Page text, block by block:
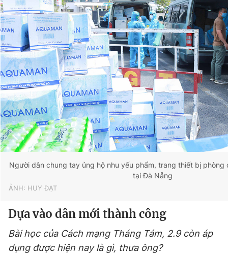
Người dân chung tay ủng hộ nhu yếu phẩm, trang thiết bị phòng
tại Đà Nẵng
ẢNH: HUY ĐẠT
Dựa vào dân mới thành công
Bài học của Cách mạng Tháng Tám, 2.9 còn áp
dụng được hiện nay là gì, thưa ông?